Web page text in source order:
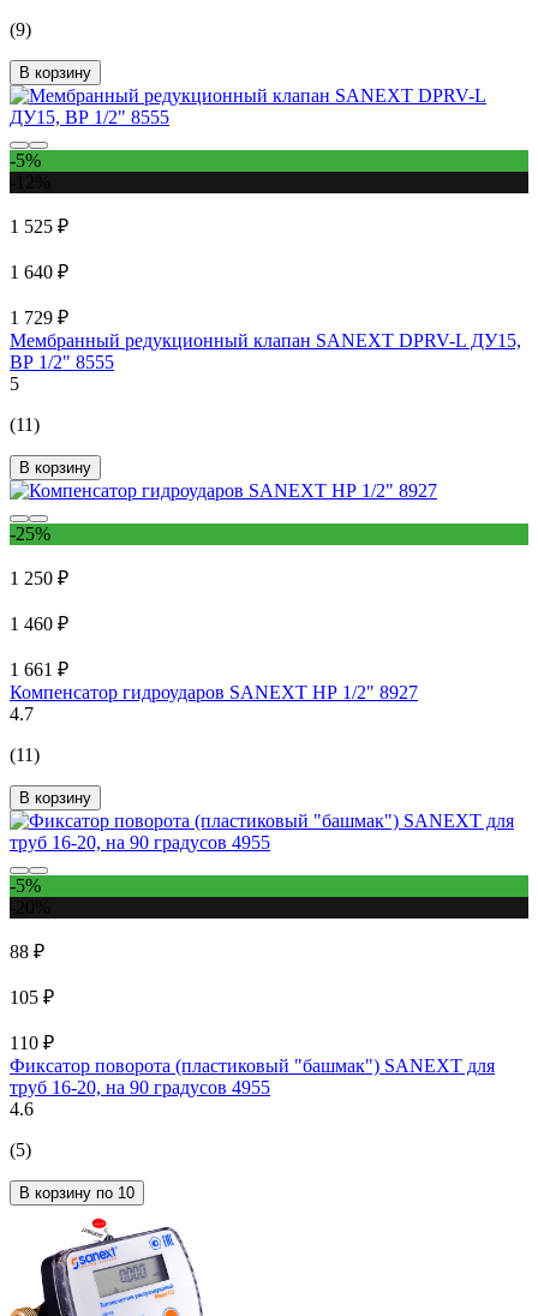
(9)
В корзину
-5%
1 525 ₽
1 640 ₽
1 729 ₽
Мембранный редукционный клапан SANEXT DPRV-L ДУ15,
ВР 1/2" 8555
5
(11)
В корзину
-25%
1 250 ₽
1 460 ₽
1 661 ₽
Компенсатор гидроударов SANEXT НР 1/2" 8927
4.7
(11)
В корзину
-5%
88 ₽
105 ₽
110 ₽
Фиксатор поворота (пластиковый "башмак") SANEXT для
труб 16-20, на 90 градусов 4955
4.6
(5)
В корзину по 10